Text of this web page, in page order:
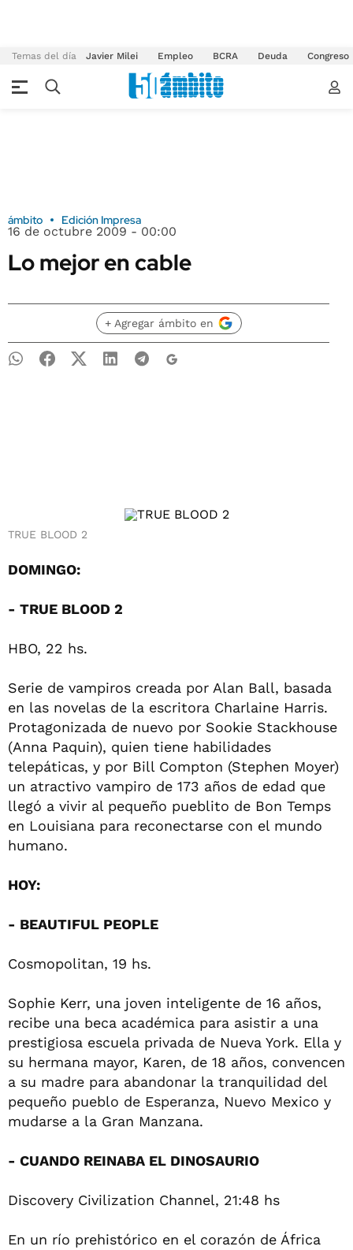
Temas del día Javier Milei Empleo BCRA Deuda Congreso
ámbito Edición Impresa
16 de octubre 2009 - 00:00
Lo mejor en cable
+ Agregar ámbito en
TRUE BLOOD 2
DOMINGO:
- TRUE BLOOD 2
HBO, 22 hs.
Serie de vampiros creada por Alan Ball, basada
en las novelas de la escritora Charlaine Harris.
Protagonizada de nuevo por Sookie Stackhouse
(Anna Paquin), quien tiene habilidades
telepáticas, y por Bill Compton (Stephen Moyer)
un atractivo vampiro de 173 años de edad que
llegó a vivir al pequeño pueblito de Bon Temps
en Louisiana para reconectarse con el mundo
humano.
HOY:
- BEAUTIFUL PEOPLE
Cosmopolitan, 19 hs.
Sophie Kerr, una joven inteligente de 16 años,
recibe una beca académica para asistir a una
prestigiosa escuela privada de Nueva York. Ella y
su hermana mayor, Karen, de 18 años, convencen
a su madre para abandonar la tranquilidad del
pequeño pueblo de Esperanza, Nuevo Mexico y
mudarse a la Gran Manzana.
- CUANDO REINABA EL DINOSAURIO
Discovery Civilization Channel, 21:48 hs
En un río prehistórico en el corazón de África